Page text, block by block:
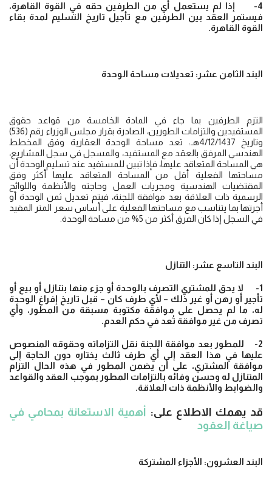
4- إذا لم يستعمل أي من الطرفين حقه في القوة القاهرة،
فيستمر العقد بين الطرفين مع تأجيل تاريخ التسليم لمدة بقاء
القوة القاهرة.
البند الثامن عشر: تعديلات مساحة الوحدة
التزم الطرفين بما جاء في المادة الخامسة من قواعد حقوق
المستفيدين والتزامات الطورين، الصادرة بقرار مجلس الوزراء رقم (536)
وتاريخ 4/12/1437هـ: تعد مساحة الوحدة العقارية وفق المخطط
الهندسي المرفق بالعقد مع المستفيد، والمسجل في سجل المشاريع،
هي المساحة المتعاقد عليها، فإذا تبين للمستفيد عند تسليم الوحدة أن
مساحتها الفعلية أقل من المساحة المتعاقد عليها أكثر وفق
المقتضيات الهندسية ومجريات العمل وحاجته والأنظمة واللوائح
الرسمية ذات العلاقة بعد موافقة اللجنة، فيتم تعديل ثمن الوحدة أو
أجرتها بما يتناسب مع مساحتها الفعلية على أساس سعر المتر المقيد
في السجل إذا كان الفرق أكثر من 5% من مساحة الوحدة.
البند التاسع عشر: التنازل
1- لا يحق للمشتري التصرف بالوحدة أو جزء منها بتنازل أو بيع أو
تأجير أو رهن أو غير ذلك – لأي طرف كان – قبل تاريخ إفراغ الوحدة
له، ما لم يحصل على موافقة مكتوبة مسبقة من المطور، وأي
تصرف من غير موافقة تُعد في حكم العدم.
2- للمطور بعد موافقة اللجنة نقل التزاماته وحقوقه المنصوص
عليها في هذا العقد إلى أي طرف ثالث يختاره دون الحاجة إلى
موافقة المشتري، على أن يضمن المطور في هذه الحال التزام
المتنازل له وحسن وفائه بالتزامات المطور بموجب العقد والقواعد
والضوابط والأنظمة ذات العلاقة.
قد يهمك الاطلاع على: أهمية الاستعانة بمحامي في
صياغة العقود
البند العشرون: الأجزاء المشتركة